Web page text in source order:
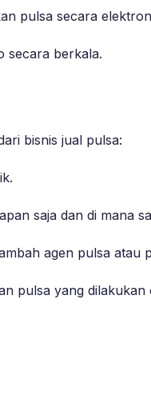
pulsa secara
secara berkala.
bisnis jual pulsa:
saja dan di mana
agen pulsa atau
pulsa yang dilakukan